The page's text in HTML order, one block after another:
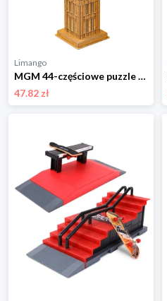
Limango
MGM 44-częściowe puzzle 3D "Big Ben" - 5+ rozmiar: onesize
47.82 zł